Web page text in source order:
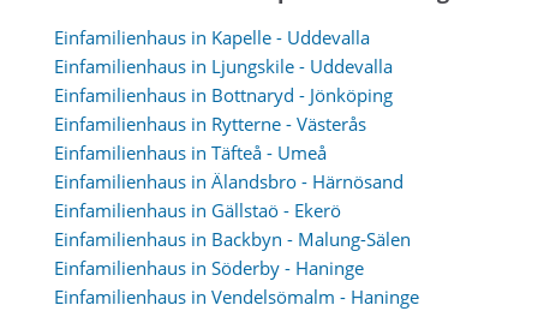
Einfamilienhaus in Kapelle - Uddevalla
Einfamilienhaus in Ljungskile - Uddevalla
Einfamilienhaus in Bottnaryd - Jönköping
Einfamilienhaus in Rytterne - Västerås
Einfamilienhaus in Täfteå - Umeå
Einfamilienhaus in Älandsbro - Härnösand
Einfamilienhaus in Gällstaö - Ekerö
Einfamilienhaus in Backbyn - Malung-Sälen
Einfamilienhaus in Söderby - Haninge
Einfamilienhaus in Vendelsömalm - Haninge